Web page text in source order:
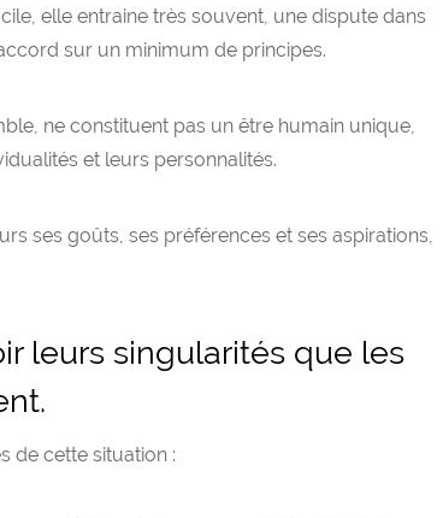
elle entraine très souvent, une dispute dans
sur un minimum de principes.
ne constituent pas un être humain unique,
et leurs personnalités.
ses goûts, ses préférences et ses aspirations,
leurs singularités que les
de cette situation :